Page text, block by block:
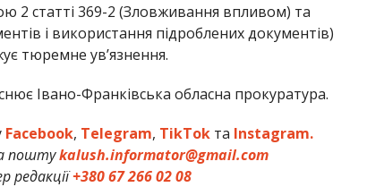
2 статті 369-2 (Зловживання впливом) та
і використання підроблених документів)
тюремне ув’язнення.
Івано-Франківська обласна прокуратура.
Facebook, Telegram, TikTok та Instagram.
поштуkalush.informator@gmail.com
редакції+380 67 266 02 08